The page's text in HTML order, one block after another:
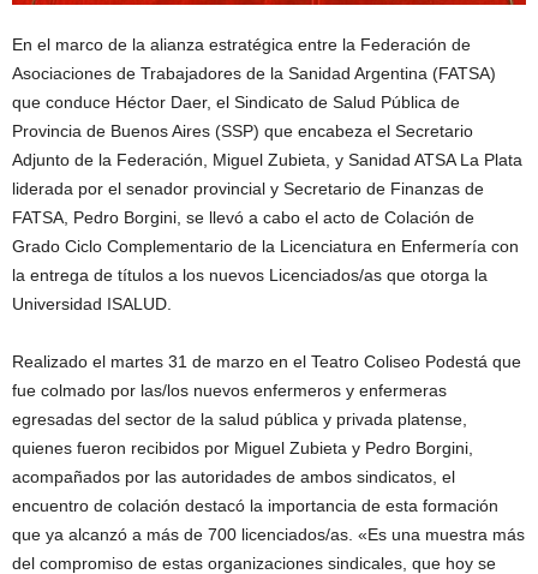
En el marco de la alianza estratégica entre la Federación de
Asociaciones de Trabajadores de la Sanidad Argentina (FATSA)
que conduce Héctor Daer, el Sindicato de Salud Pública de
Provincia de Buenos Aires (SSP) que encabeza el Secretario
Adjunto de la Federación, Miguel Zubieta, y Sanidad ATSA La Plata
liderada por el senador provincial y Secretario de Finanzas de
FATSA, Pedro Borgini, se llevó a cabo el acto de Colación de
Grado Ciclo Complementario de la Licenciatura en Enfermería con
la entrega de títulos a los nuevos Licenciados/as que otorga la
Universidad ISALUD.
Realizado el martes 31 de marzo en el Teatro Coliseo Podestá que
fue colmado por las/los nuevos enfermeros y enfermeras
egresadas del sector de la salud pública y privada platense,
quienes fueron recibidos por Miguel Zubieta y Pedro Borgini,
acompañados por las autoridades de ambos sindicatos, el
encuentro de colación destacó la importancia de esta formación
que ya alcanzó a más de 700 licenciados/as. «Es una muestra más
del compromiso de estas organizaciones sindicales, que hoy se